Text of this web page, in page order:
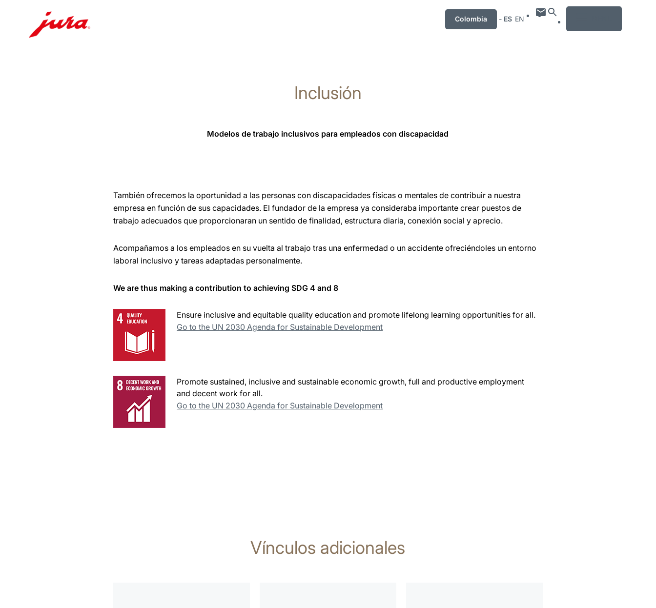
Colombia - ES EN
Inclusión
Modelos de trabajo inclusivos para empleados con discapacidad
También ofrecemos la oportunidad a las personas con discapacidades físicas o mentales de contribuir a nuestra
empresa en función de sus capacidades. El fundador de la empresa ya consideraba importante crear puestos de
trabajo adecuados que proporcionaran un sentido de finalidad, estructura diaria, conexión social y aprecio.
Acompañamos a los empleados en su vuelta al trabajo tras una enfermedad o un accidente ofreciéndoles un entorno
laboral inclusivo y tareas adaptadas personalmente.
We are thus making a contribution to achieving SDG 4 and 8
Ensure inclusive and equitable quality education and promote lifelong learning opportunities for all.
Go to the UN 2030 Agenda for Sustainable Development
Promote sustained, inclusive and sustainable economic growth, full and productive employment
and decent work for all.
Go to the UN 2030 Agenda for Sustainable Development
Vínculos adicionales